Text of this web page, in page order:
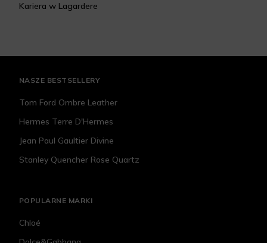
Kariera w Lagardere
NASZE BESTSELLERY
Tom Ford Ombre Leather
Hermes Terre D'Hermes
Jean Paul Gaultier Divine
Stanley Quencher Rose Quartz
POPULARNE MARKI
Chloé